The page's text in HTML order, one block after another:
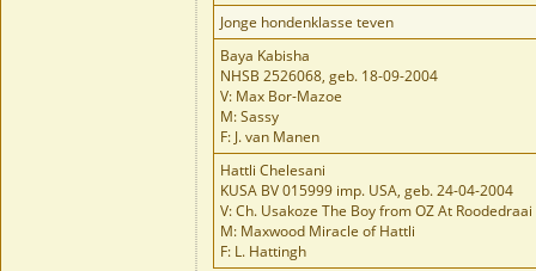
Jonge hondenklasse teven
Baya Kabisha
NHSB 2526068, geb. 18-09-2004
V: Max Bor-Mazoe
M: Sassy
F: J. van Manen
Hattli Chelesani
KUSA BV 015999 imp. USA, geb. 24-04-2004
V: Ch. Usakoze The Boy from OZ At Roodedraai
M: Maxwood Miracle of Hattli
F: L. Hattingh